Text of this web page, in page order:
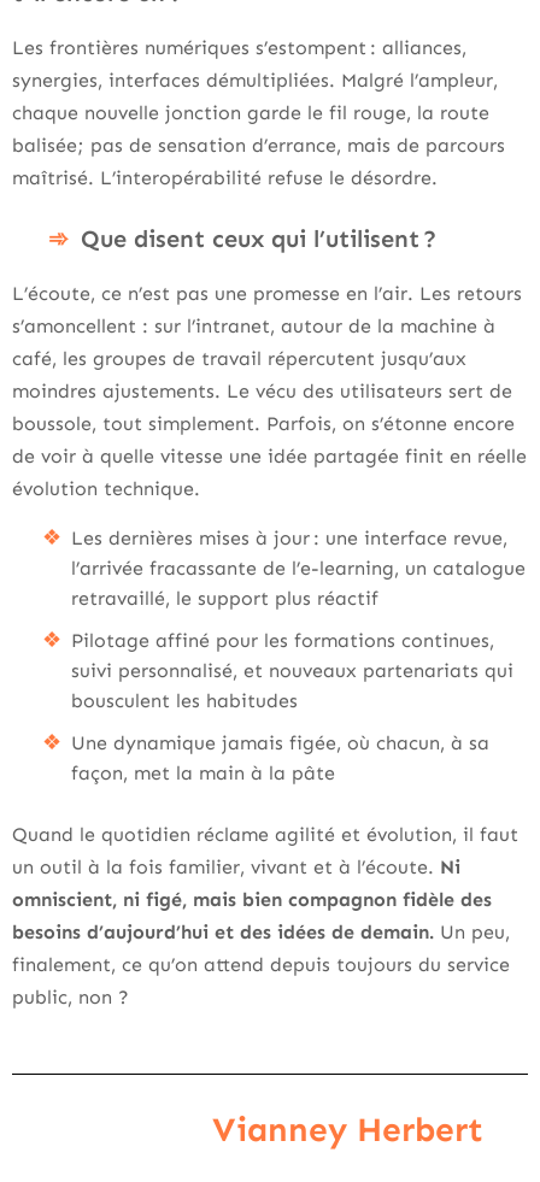
Les frontières numériques s’estompent : alliances,
synergies, interfaces démultipliées. Malgré l’ampleur,
chaque nouvelle jonction garde le fil rouge, la route
balisée; pas de sensation d’errance, mais de parcours
maîtrisé. L’interopérabilité refuse le désordre.
Que disent ceux qui l’utilisent ?
L’écoute, ce n’est pas une promesse en l’air. Les retours
s’amoncellent : sur l’intranet, autour de la machine à
café, les groupes de travail répercutent jusqu’aux
moindres ajustements. Le vécu des utilisateurs sert de
boussole, tout simplement. Parfois, on s’étonne encore
de voir à quelle vitesse une idée partagée finit en réelle
évolution technique.
Les dernières mises à jour : une interface revue,
l’arrivée fracassante de l’e-learning, un catalogue
retravaillé, le support plus réactif
Pilotage affiné pour les formations continues,
suivi personnalisé, et nouveaux partenariats qui
bousculent les habitudes
Une dynamique jamais figée, où chacun, à sa
façon, met la main à la pâte
Quand le quotidien réclame agilité et évolution, il faut
un outil à la fois familier, vivant et à l’écoute. Ni
omniscient, ni figé, mais bien compagnon fidèle des
besoins d’aujourd’hui et des idées de demain. Un peu,
finalement, ce qu’on attend depuis toujours du service
public, non ?
Vianney Herbert